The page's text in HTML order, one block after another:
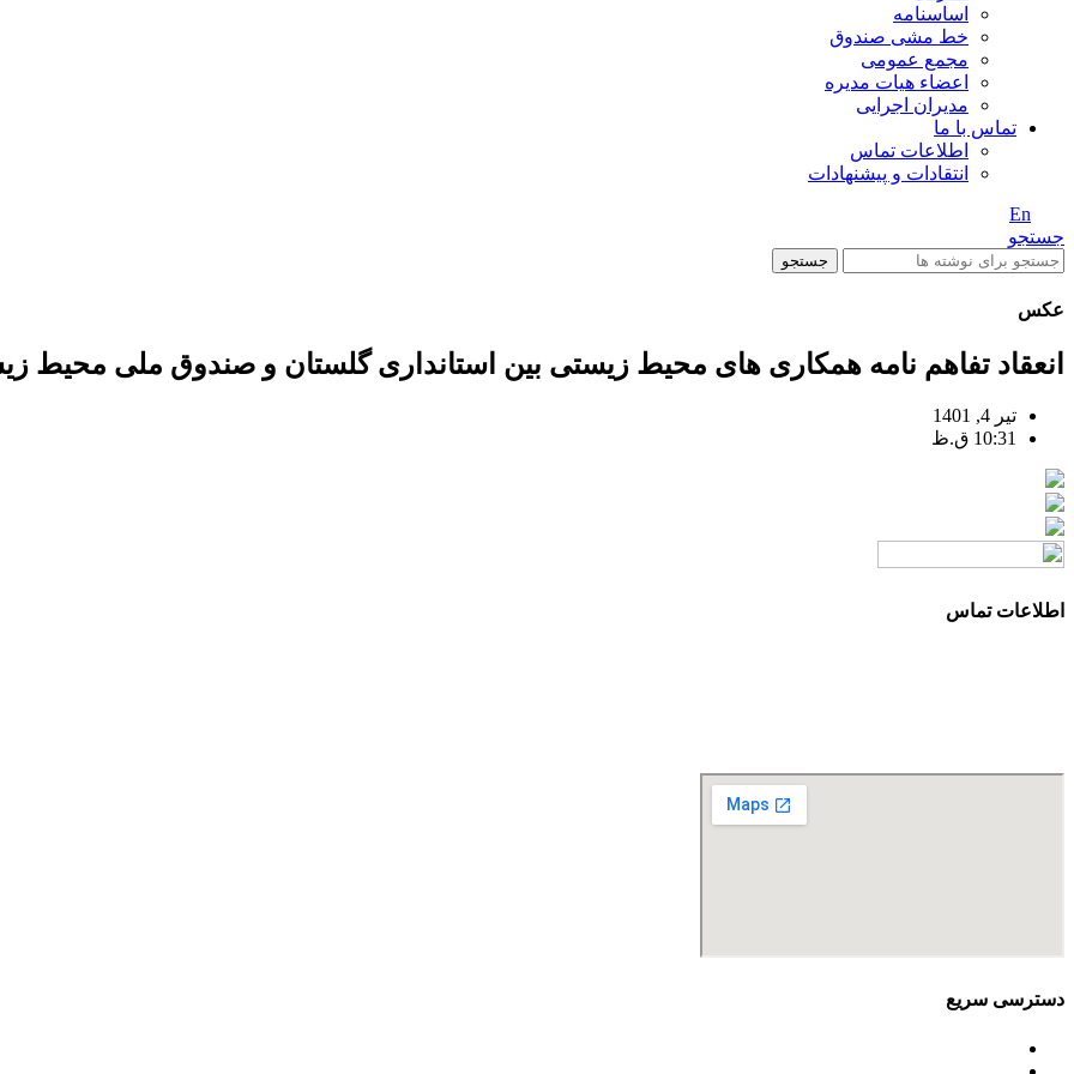
اساسنامه
خط مشی صندوق
مجمع عمومی
اعضاء هیات مدیره
مدیران اجرایی
تماس با ما
اطلاعات تماس
انتقادات و پیشنهادات
En
جستجو
جستجو
عکس
انعقاد تفاهم نامه همکاری های محیط زیستی بین استانداری گلستان و صندوق ملی محیط
تیر 4, 1401
10:31 ق.ظ
اطلاعات تماس
دسترسی سریع